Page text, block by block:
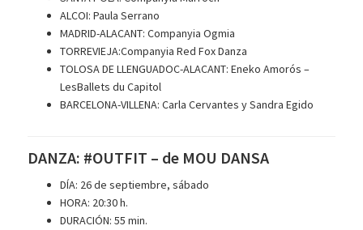
ALCOI: Paula Serrano
MADRID-ALACANT: Companyia Ogmia
TORREVIEJA:Companyia Red Fox Danza
TOLOSA DE LLENGUADOC-ALACANT: Eneko Amorós –
LesBallets du Capitol
BARCELONA-VILLENA: Carla Cervantes y Sandra Egido
DANZA: #OUTFIT – de MOU DANSA
DÍA: 26 de septiembre, sábado
HORA: 20:30 h.
DURACIÓN: 55 min.